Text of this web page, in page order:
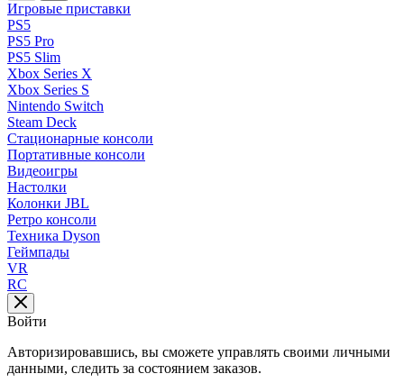
Игровые приставки
PS5
PS5 Pro
PS5 Slim
Xbox Series X
Xbox Series S
Nintendo Switch
Steam Deck
Стационарные консоли
Портативные консоли
Видеоигры
Настолки
Колонки JBL
Ретро консоли
Техника Dyson
Геймпады
VR
RC
Войти
Авторизировавшись, вы сможете управлять своими личными
данными, следить за состоянием заказов.